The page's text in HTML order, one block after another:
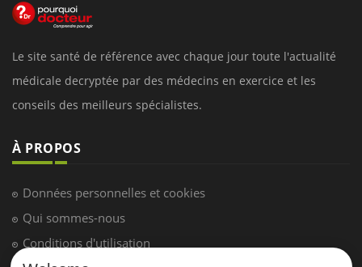
Le site santé de référence avec chaque jour toute l'actualité
médicale decryptée par des médecins en exercice et les
conseils des meilleurs spécialistes.
À PROPOS
Données personnelles et cookies
Qui sommes-nous
Conditions d'utilisation